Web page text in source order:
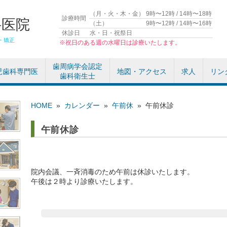
院
矯正
診療時間
（月・火・木・金）
9時〜12時 / 14時〜18時
（土）
9時〜12時 / 14時〜16時
休診日
水・日・祝祭日
※祝日のある週の水曜日は診療いたします。
歯科専門医
歯周病学会認定
歯科衛生士
地図・アクセス 求人 リン
HOME » カレンダー » 午前休 » 午前休診
午前休診
院内会議、一斉消毒のため午前は休診いたします。
午後は２時より診療いたします。